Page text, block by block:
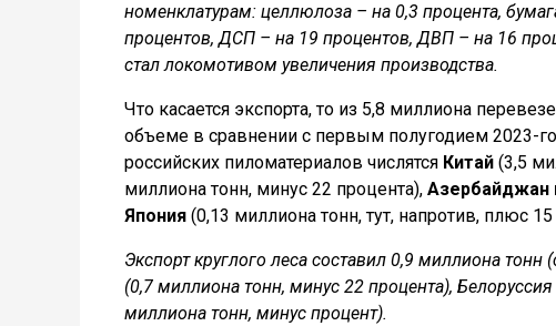
номенклатурам: целлюлоза – на 0,3 процента,
процентов, ДСП – на 19 процентов, ДВП – на 16
стал локомотивом увеличения производства.
Что касается экспорта, то из 5,8 миллиона
объеме в сравнении с первым полугодием 2023-
российских пиломатериалов числятся Китай (3,5
миллиона тонн, минус 22 процента), Азербайджан
Япония (0,13 миллиона тонн, тут, напротив, плюс
Экспорт круглого леса составил 0,9 миллиона
(0,7 миллиона тонн, минус 22 процента),
миллиона тонн, минус процент).